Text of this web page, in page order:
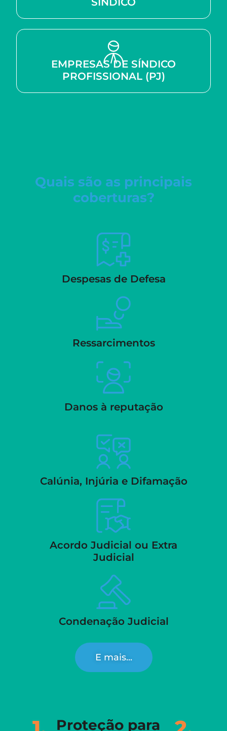
EMPRESAS DE SÍNDICO
PROFISSIONAL (PJ)
Quais são as principais
coberturas?
Despesas de Defesa
Ressarcimentos
Danos à reputação
Calúnia, Injúria e Difamação
Acordo Judicial ou Extra
Judicial
Condenação Judicial
E mais...
Proteção para